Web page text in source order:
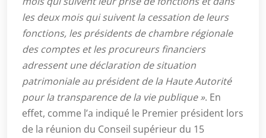
les deux mois qui suivent la cessation de leurs
fonctions, les présidents de chambre régionale
des comptes et les procureurs financiers
adressent une déclaration de situation
patrimoniale au président de la Haute Autorité
pour la transparence de la vie publique ». En
effet, comme l’a indiqué le Premier président lors
de la réunion du Conseil supérieur du 15